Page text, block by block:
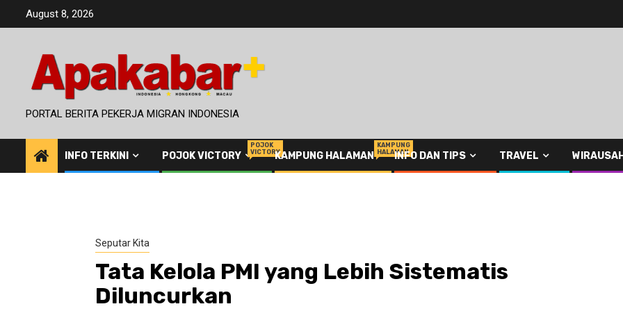
August 8, 2026
PORTAL BERITA PEKERJA MIGRAN INDONESIA
INFO TERKINI POJOK VICTORY
POJOK
VICTORYKAMPUNG HALAMAN
KAMPUNG
HALAMANINFO DAN TIPS TRAVEL
Seputar Kita
Tata Kelola PMI yang Lebih Sistematis
Diluncurkan